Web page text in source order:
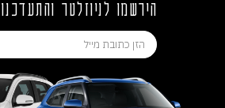
הירשמו לניוזלטר